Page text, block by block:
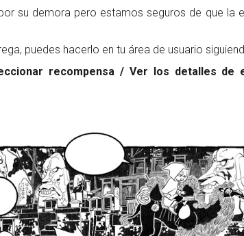
su demora pero estamos seguros de que la
puedes hacerlo en tu área de usuario
recompensa / Ver los detalles de